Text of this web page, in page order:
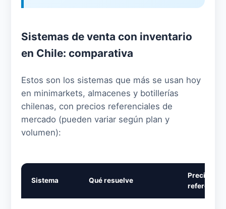
Sistemas de venta con inventario
en Chile: comparativa
Estos son los sistemas que más se usan hoy
en minimarkets, almacenes y botillerías
chilenas, con precios referenciales de
mercado (pueden variar según plan y
volumen):
Sistema Qué resuelve
Precio
referencial